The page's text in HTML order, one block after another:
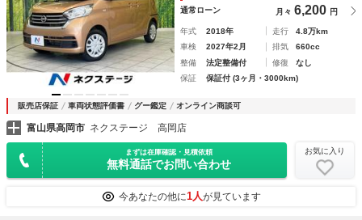
通常ローン 月々 6,200 円
年式 2018年 走行
4.8万km
車検
2027年2月 排気
660cc
整備
法定整備付 修復
なし
保証
保証付 (3ヶ月・3000km)
販売店保証 車両状態評価書 グー鑑定 オンライン商談可
富山県高岡市 ネクステージ 高岡店
まずは在庫確認・見積依頼
無料通話でお問い合わせ
お気に入り
今あなたの他に1人が見ています